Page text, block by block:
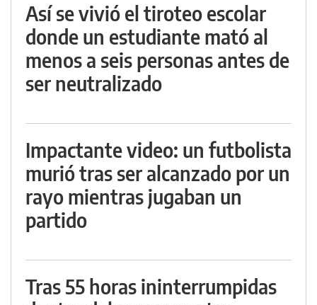
Así se vivió el tiroteo escolar
donde un estudiante mató al
menos a seis personas antes de
ser neutralizado
Impactante video: un futbolista
murió tras ser alcanzado por un
rayo mientras jugaban un
partido
Tras 55 horas ininterrumpidas